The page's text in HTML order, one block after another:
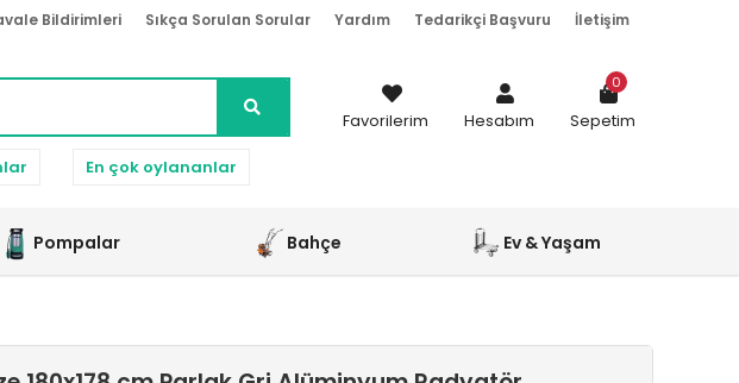
Bildirimleri Sıkça Sorulan Sorular Yardım Tedarikçi Başvuru İletişim
En çok oylananlar
Favorilerim Hesabım Sepetim
0
Pompalar Bahçe Ev & Yaşam